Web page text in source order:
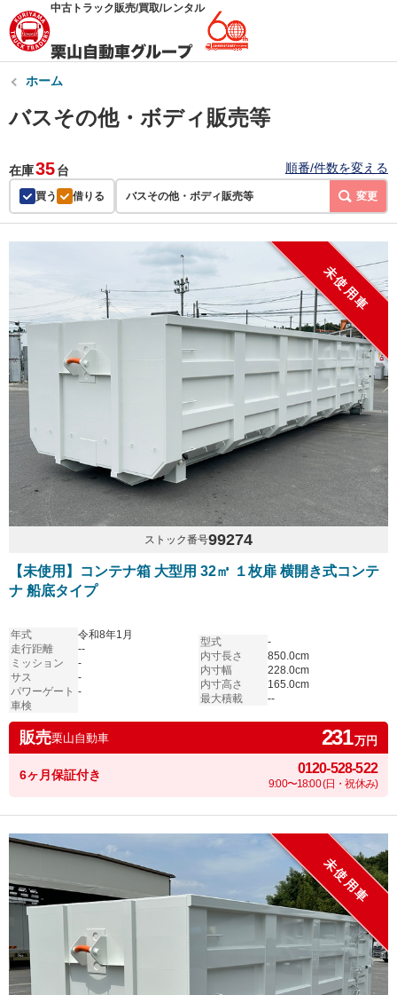
中古トラック販売/買取/レンタル
ホーム
バスその他・ボディ販売等
在庫35台 順番/件数を変える
買う 借りる バスその他・ボディ販売等 変更
未使用車
ストック番号99274
【未使用】コンテナ箱 大型用 32㎥ １枚扉 横開き式コンテ
ナ 船底タイプ
年式
令和8年1月
走行距離
--
ミッション
-
サス
-
パワーゲート -
車検
型式
-
内寸長さ
850.0cm
内寸幅
228.0cm
内寸高さ
165.0cm
最大積載
--
販売栗山自動車 231万円
6ヶ月保証付き 0120-528-522
9:00〜18:00 (日・祝休み)
未使用車